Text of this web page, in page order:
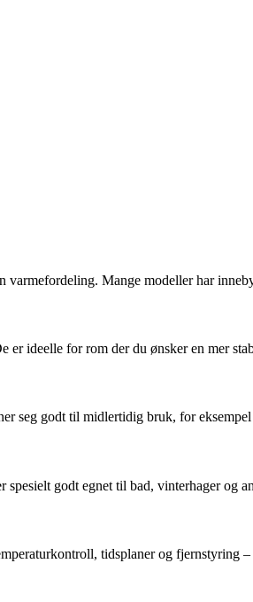
Mange modeller har
ideelle for rom der du ønsker en mer
seg godt til midlertidig bruk, for
godt egnet til bad, vinterhager og
tidsplaner og fjernstyring